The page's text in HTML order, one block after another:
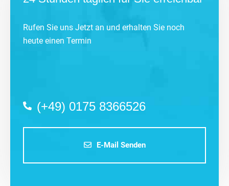
Rufen Sie uns Jetzt an und erhalten Sie noch
heute einen Termin
(+49) 0175 8366526
E-Mail Senden